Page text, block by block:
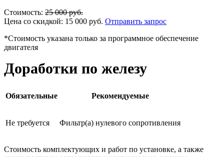
Стоимость: 25 000руб.
Цена со скидкой: 15 000 руб. Отправить запрос
*Стоимость указана только за программное обеспечение
двигателя
Доработки по железу
Обязательные Рекомендуемые
Не требуется Фильтр(а) нулевого сопротивления
Стоимость комплектующих и работ по установке, а также